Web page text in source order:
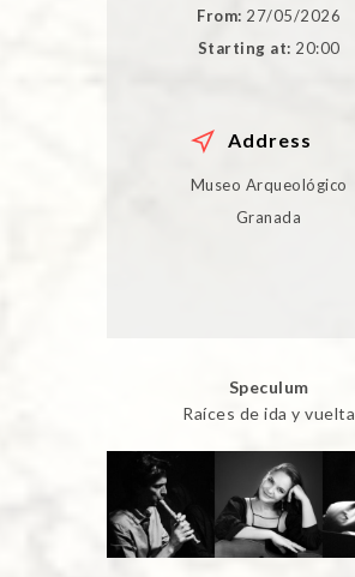
From: 27/05/2026
Starting at: 20:00
Address
Museo Arqueológico
Granada
Speculum
Raíces de ida y vuelta